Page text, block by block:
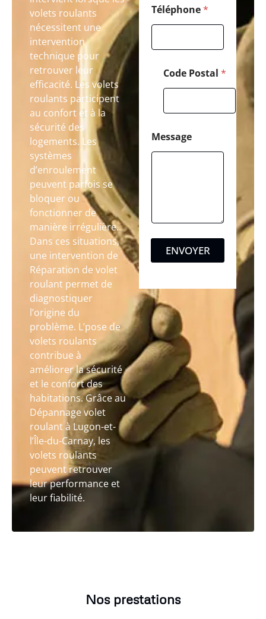
volets roulants
nécessitent une
intervention
technique pour
retrouver leur
efficacité. Les volets
roulants participent
au confort et à la
sécurité des
logements. Les
systèmes
d’enroulement
peuvent parfois se
bloquer ou
fonctionner de
manière irrégulière.
Dans ces situations,
une intervention de
Réparation de volet
roulant permet de
diagnostiquer
l’origine du
problème. L’pose de
volets roulants
contribue à
améliorer la sécurité
et le confort des
habitations. Grâce au
Dépannage volet
roulant à Lugon-et-
l’Île-du-Carnay, les
volets roulants
peuvent retrouver
leur performance et
leur fiabilité.
Téléphone*
Code Postal *
Message
ENVOYER
Nos prestations